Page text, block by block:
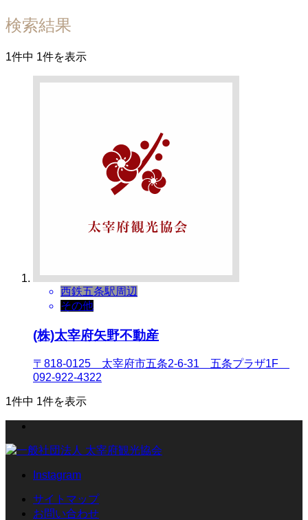
検索結果
1件中 1件を表示
西鉄五条駅周辺
その他
(株)太宰府矢野不動産
〒818-0125 太宰府市五条2-6-31 五条プラザ1F
092-922-4322
1件中 1件を表示
Instagram
サイトマップ
お問い合わせ